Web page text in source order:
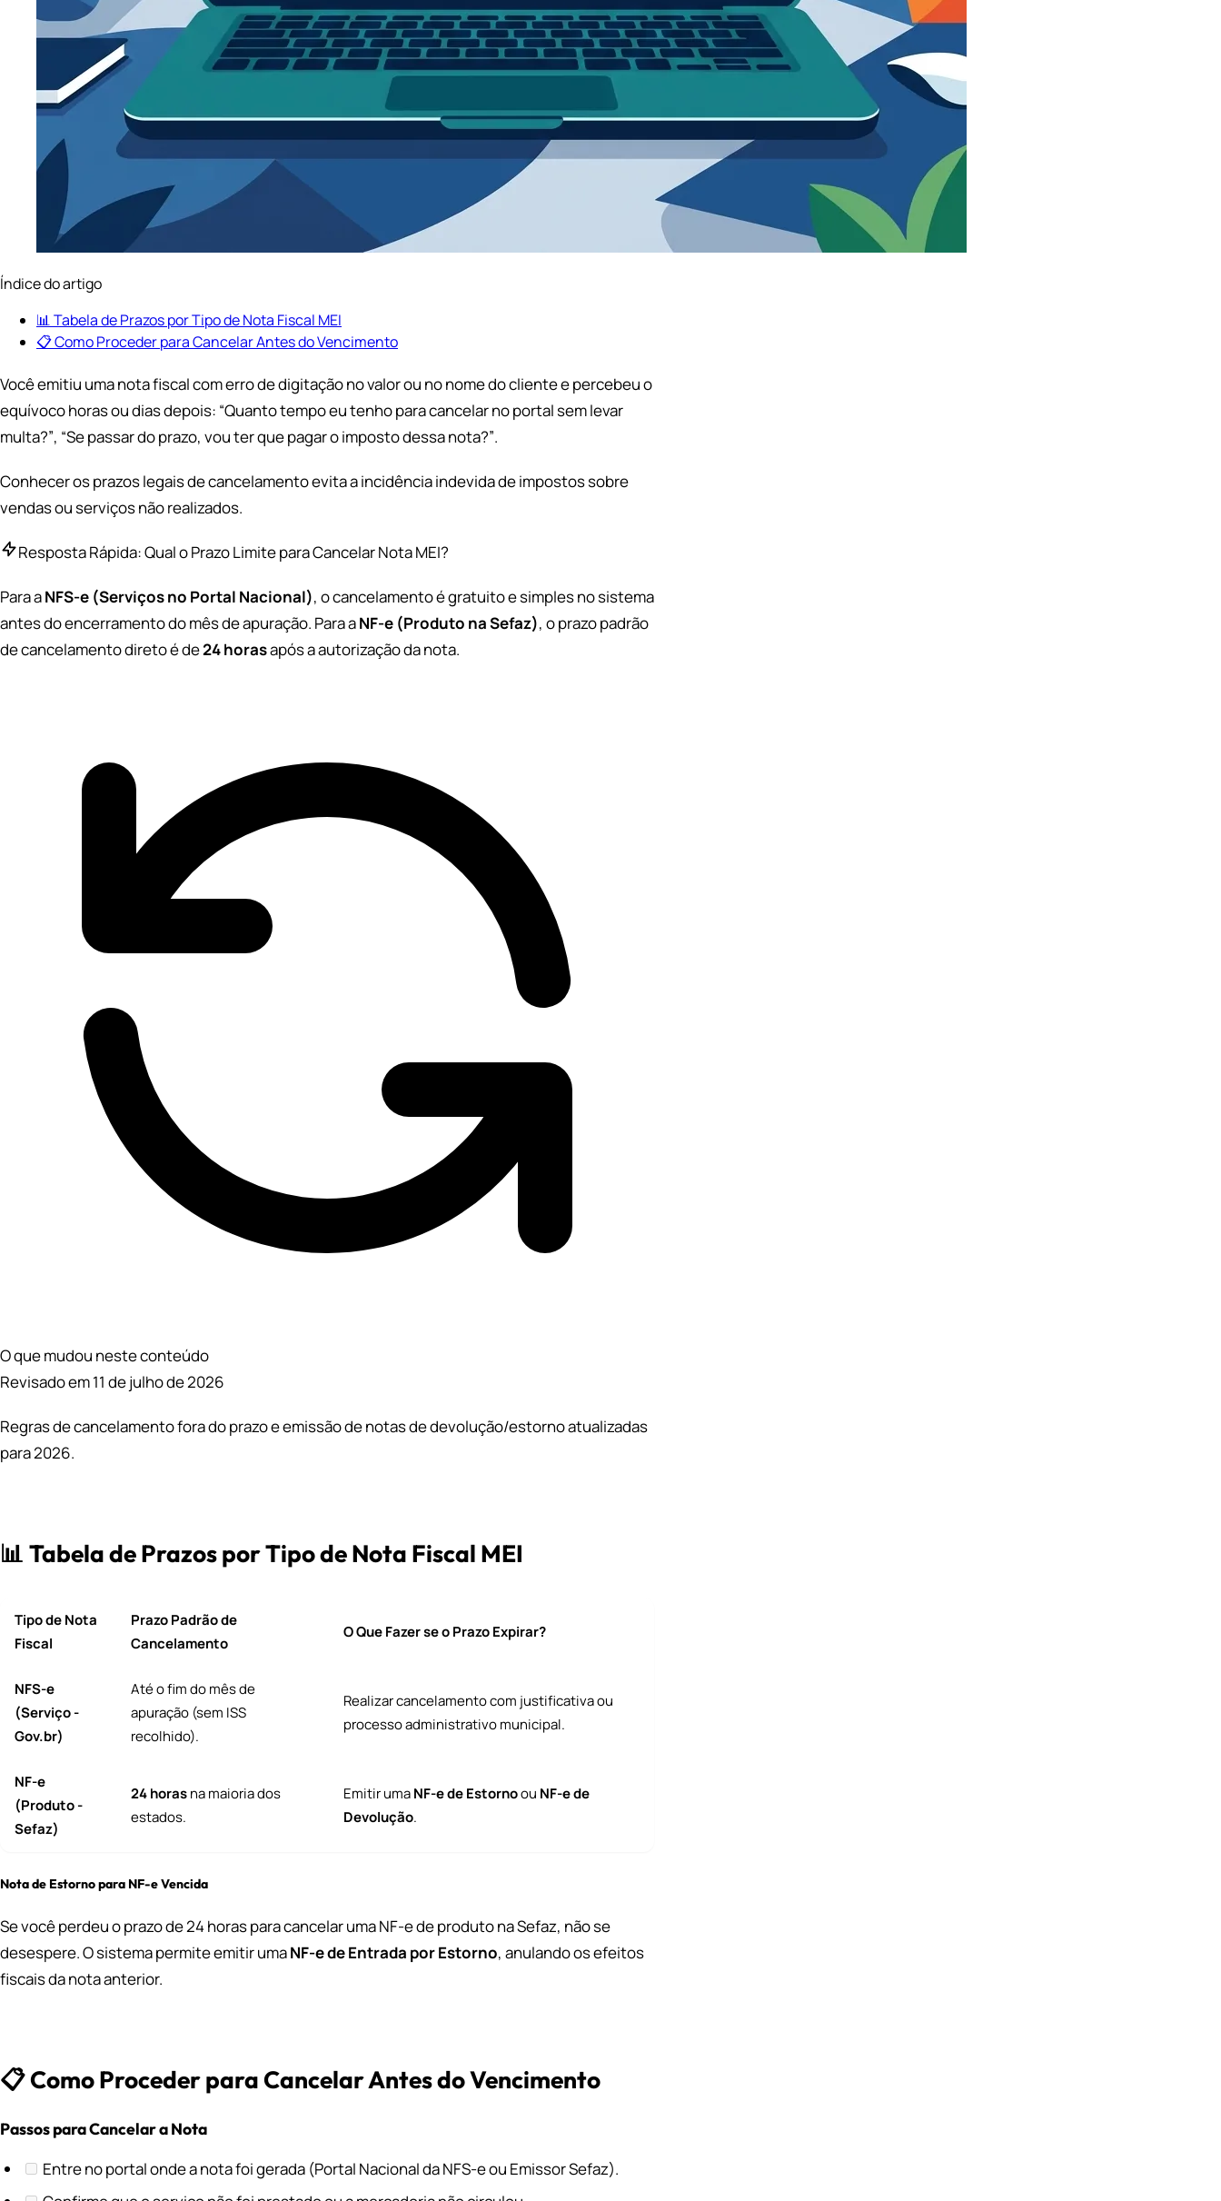
Índice do artigo
📊 Tabela de Prazos por Tipo de Nota Fiscal MEI
📋 Como Proceder para Cancelar Antes do Vencimento
Você emitiu uma nota fiscal com erro de digitação no valor ou no nome do cliente e percebeu o
equívoco horas ou dias depois: “Quanto tempo eu tenho para cancelar no portal sem levar
multa?”, “Se passar do prazo, vou ter que pagar o imposto dessa nota?”.
Conhecer os prazos legais de cancelamento evita a incidência indevida de impostos sobre
vendas ou serviços não realizados.
Resposta Rápida: Qual o Prazo Limite para Cancelar Nota MEI?
Para aNFS-e (Serviços no Portal Nacional), o cancelamento é gratuito e simples no sistema
antes do encerramento do mês de apuração. Para aNF-e (Produto na Sefaz), o prazo padrão
de cancelamento direto é de24 horasapós a autorização da nota.
O que mudou neste conteúdo
Revisado em 11 de julho de 2026
Regras de cancelamento fora do prazo e emissão de notas de devolução/estorno atualizadas
para 2026.
📊 Tabela de Prazos por Tipo de Nota Fiscal MEI
Tipo de Nota
Fiscal
Prazo Padrão de
Cancelamento
O Que Fazer se o Prazo Expirar?
NFS-e
(Serviço -
Gov.br)
Até o fim do mês de
apuração (sem ISS
recolhido).
Realizar cancelamento com justificativa ou
processo administrativo municipal.
NF-e
(Produto -
Sefaz)
24 horasna maioria dos
estados.
Emitir umaNF-e de Estornoou NF-e de
Devolução.
Nota de Estorno para NF-e Vencida
Se você perdeu o prazo de 24 horas para cancelar uma NF-e de produto na Sefaz, não se
desespere. O sistema permite emitir umaNF-e de Entrada por Estorno, anulando os efeitos
fiscais da nota anterior.
📋 Como Proceder para Cancelar Antes do Vencimento
Passos para Cancelar a Nota
Entre no portal onde a nota foi gerada (Portal Nacional da NFS-e ou Emissor Sefaz).